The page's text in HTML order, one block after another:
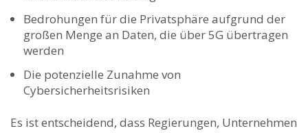
Bedrohungen​ für die Privatsphäre aufgrund der
großen Menge an ‌Daten, die über 5G übertragen
werden
Die potenzielle Zunahme von
Cybersicherheitsrisiken
Es ist ⁣entscheidend, dass Regierungen, Unternehmen